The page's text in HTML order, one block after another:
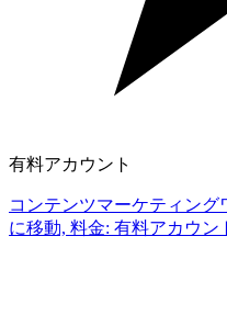
有料アカウント
コンテンツマーケティング
に移動, 料金: 有料アカウン